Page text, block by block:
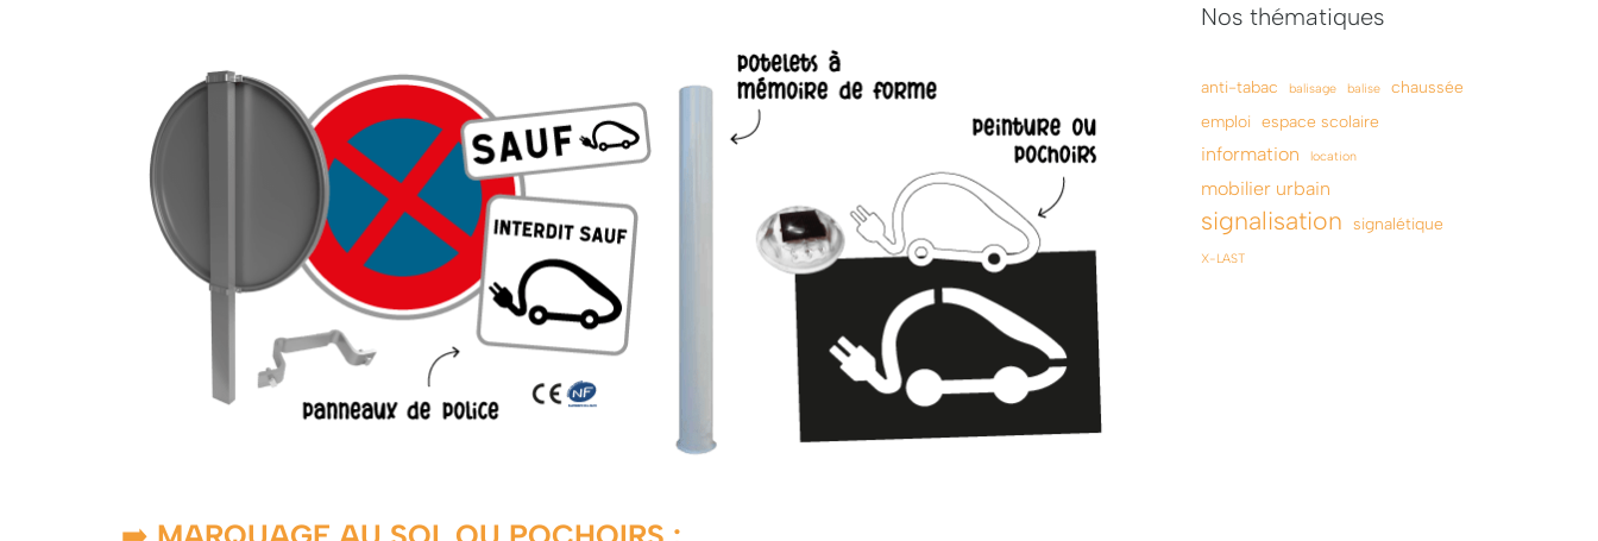
Nos thématiques
anti-tabac balisage balise
chaussée
emploi
espace scolaire
information location
mobilier urbain
signalisation signalétique
X-LAST